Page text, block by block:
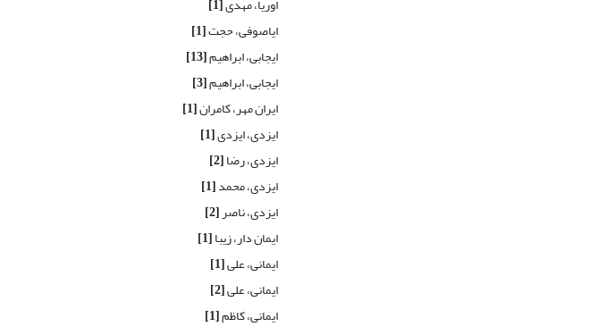
اوریا، مهدی[1]
ایاصوفی، حجت[1]
ایجابی، ابراهیم[13]
ایجابی، ابراهیم[3]
ایران مهر، کامران[1]
ایزدی، ایزدی[1]
ایزدی، رضا[2]
ایزدی، محمد[1]
ایزدی، ناصر[2]
ایمان دار، زیبا[1]
ایمانی، علی[1]
ایمانی، علی[2]
ایمانی، کاظم[1]